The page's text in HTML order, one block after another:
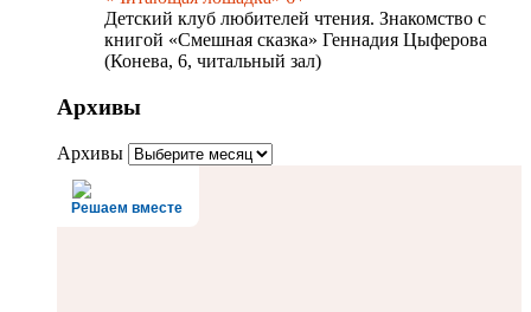
Детский клуб любителей чтения. Знакомство с
книгой «Смешная сказка» Геннадия Цыферова
(Конева, 6, читальный зал)
Архивы
Архивы
Решаем вместе